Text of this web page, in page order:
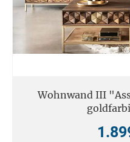
Wohnwand III